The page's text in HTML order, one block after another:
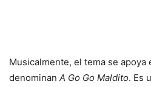
Musicalmente, el tema se
denominan A Go Go Maldito. Es